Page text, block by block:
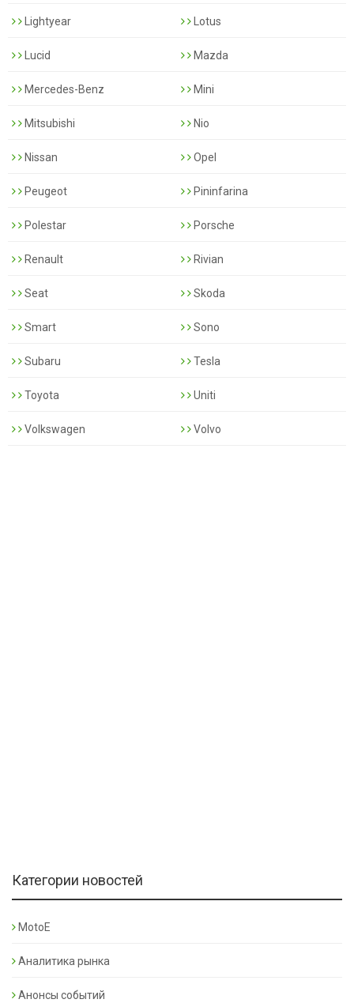
Lightyear Lotus
Lucid Mazda
Mercedes-Benz Mini
Mitsubishi Nio
Nissan Opel
Peugeot Pininfarina
Polestar Porsche
Renault Rivian
Seat Skoda
Smart Sono
Subaru Tesla
Toyota Uniti
Volkswagen Volvo
Категории новостей
MotoE
Аналитика рынка
Анонсы событий